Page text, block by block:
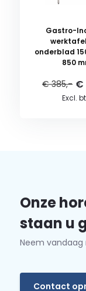
Gastro-
onderblad
850
€ 385,- €
Excl.
Onze
staan u
Neem
Contact